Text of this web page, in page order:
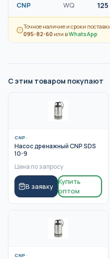
CNP WQ 125
Точное наличие и сроки
095-82-60 или вWhatsApp
С этим товаром покупают
CNP ·
Насос дренажный CNP SDS
10-9
Цена по запросу
В заявку
Купить
оптом
CNP ·